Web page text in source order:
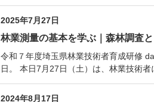
2025年7月27日
林業測量の基本を学ぶ｜森林調査
令和７年度埼玉県林業技術者育成研修
日。 本日7月27日（土）は、林業技術
2024年8月17日